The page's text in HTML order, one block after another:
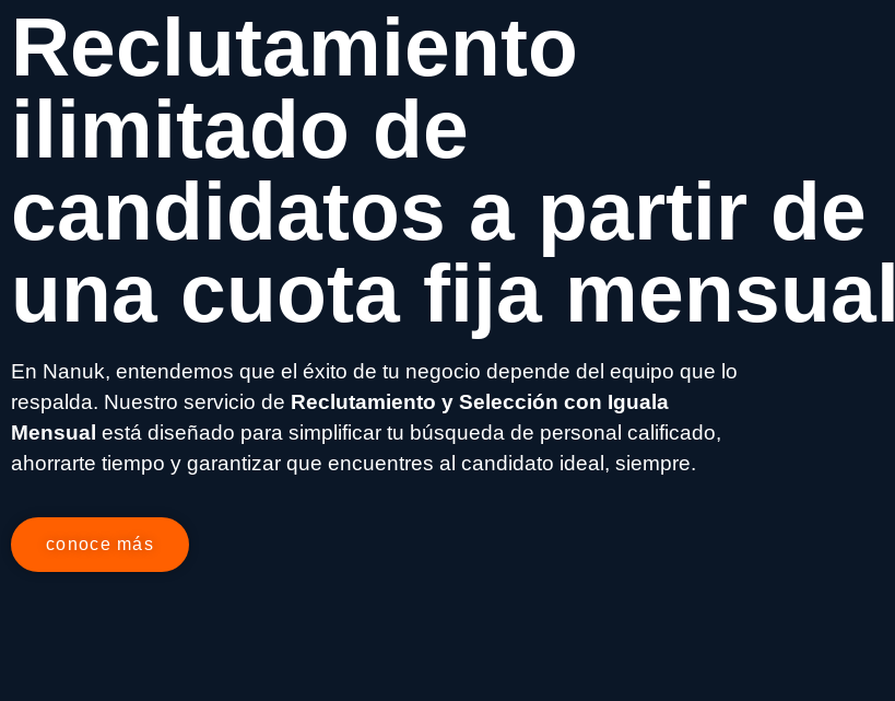
Reclutamiento
ilimitado de
candidatos a partir de
una cuota fija mensual
En Nanuk, entendemos que el éxito de tu negocio depende del equipo que lo
respalda. Nuestro servicio de Reclutamiento y Selección con Iguala
Mensual está diseñado para simplificar tu búsqueda de personal calificado,
ahorrarte tiempo y garantizar que encuentres al candidato ideal, siempre.
conoce más